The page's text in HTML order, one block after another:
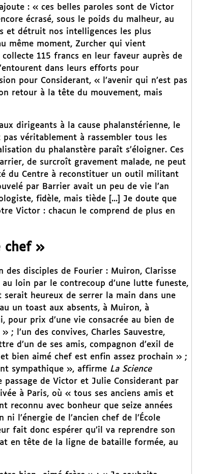
: « ces belles paroles sont de Victor
écrasé, sous le poids du malheur, au
et détruit nos intelligences les plus
même moment, Zurcher qui vient
115 francs en leur faveur auprès de
dans leurs efforts pour
pour Considerant, « l’avenir qui n’est pas
retour à la tête du mouvement, mais
dirigeants à la cause phalanstérienne, le
véritablement à rassembler tous les
du phalanstère paraît s’éloigner. Ces
de surcroît gravement malade, ne peut
du Centre à reconstituer un outil militant
par Barrier avait un peu de vie l’an
fidèle, mais tiède [...] Je doute que
Victor : chacun le comprend de plus en
chef »
disciples de Fourier : Muiron, Clarisse
loin par le contrecoup d’une lutte funeste,
heureux de serrer la main dans une
un toast aux absents, à Muiron, à
prix d’une vie consacrée au bien de
; l’un des convives, Charles Sauvestre,
d’un de ses amis, compagnon d’exil de
bien aimé chef est enfin assez prochain » ;
sympathique », affirme La Science
passage de Victor et Julie Considerant par
à Paris, où « tous ses anciens amis et
reconnu avec bonheur que seize années
l’énergie de l’ancien chef de l’École
fait donc espérer qu’il va reprendre son
en tête de la ligne de bataille formée, au